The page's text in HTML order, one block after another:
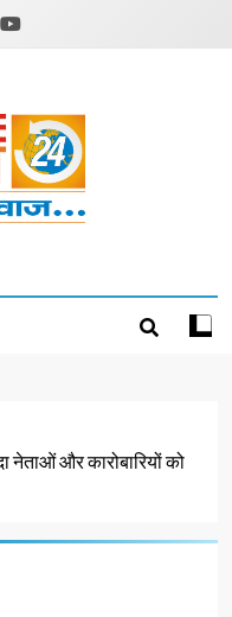
और कारोबारियों को